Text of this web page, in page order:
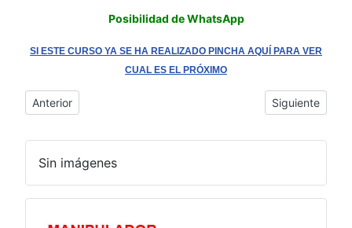
Posibilidad de WhatsApp
SI ESTE CURSO YA SE HA REALIZADO PINCHA AQUÍ PARA VER
CUAL ES EL PRÓXIMO
Artículo anterior: Curso de Manipulador de Alimentos en
Anterior Artículo
Siguiente
Sin imágenes